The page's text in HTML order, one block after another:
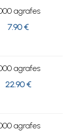
agrafes
7.90 €
agrafes
22.90 €
agrafes